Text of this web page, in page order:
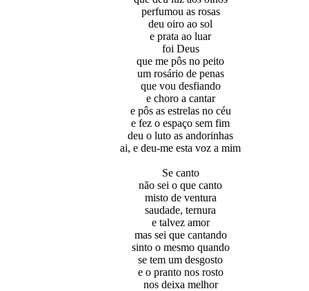
perfumou as rosas
deu oiro ao sol
e prata ao luar
foi Deus
que me pôs no peito
um rosário de penas
que vou desfiando
e choro a cantar
e pôs as estrelas no céu
e fez o espaço sem fim
deu o luto as andorinhas
ai, e deu-me esta voz a mim
Se canto
não sei o que canto
misto de ventura
saudade, ternura
e talvez amor
mas sei que cantando
sinto o mesmo quando
se tem um desgosto
e o pranto nos rosto
nos deixa melhor